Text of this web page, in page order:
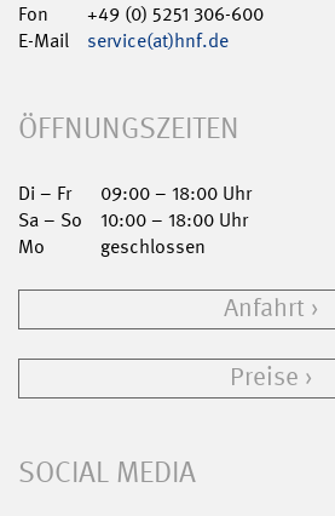
Fon
+49 (0) 5251 306-600
E-Mail
service(at)hnf.de
ÖFFNUNGSZEITEN
Di – Fr
09:00 – 18:00 Uhr
Sa – So
10:00 – 18:00 Uhr
Mo
geschlossen
Anfahrt
Preise
SOCIAL MEDIA